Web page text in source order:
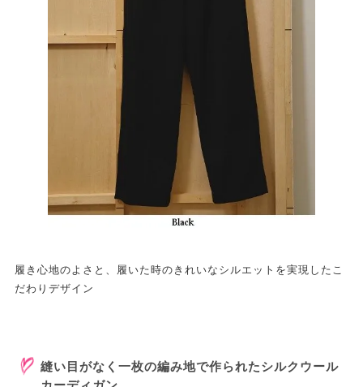
履き心地のよさと、履いた時のきれいなシルエットを実現したこ
だわりデザイン
縫い目がなく一枚の編み地で作られたシルクウール